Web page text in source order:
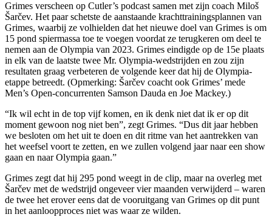
Grimes verscheen op Cutler’s podcast samen met zijn coach Miloš
Šarčev. Het paar schetste de aanstaande krachttrainingsplannen van
Grimes, waarbij ze volhielden dat het nieuwe doel van Grimes is om
15 pond spiermassa toe te voegen voordat ze terugkeren om deel te
nemen aan de Olympia van 2023. Grimes eindigde op de 15e plaats
in elk van de laatste twee Mr. Olympia-wedstrijden en zou zijn
resultaten graag verbeteren de volgende keer dat hij de Olympia-
etappe betreedt. (Opmerking: Šarčev coacht ook Grimes’ mede
Men’s Open-concurrenten Samson Dauda en Joe Mackey.)
“Ik wil echt in de top vijf komen, en ik denk niet dat ik er op dit
moment gewoon nog niet ben”, zegt Grimes. “Dus dit jaar hebben
we besloten om het uit te doen en dit ritme van het aantrekken van
het weefsel voort te zetten, en we zullen volgend jaar naar een show
gaan en naar Olympia gaan.”
Grimes zegt dat hij 295 pond weegt in de clip, maar na overleg met
Šarčev met de wedstrijd ongeveer vier maanden verwijderd – waren
de twee het erover eens dat de vooruitgang van Grimes op dit punt
in het aanloopproces niet was waar ze wilden.